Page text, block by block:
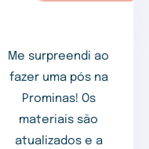
Me surpreendi ao
fazer uma pós na
Prominas! Os
materiais são
atualizados e a